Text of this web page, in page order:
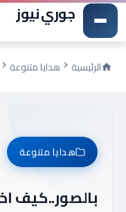
جوري نيوز
الرئيسية هدايا متنوعة
هدايا متنوعة
بالصور..كيف